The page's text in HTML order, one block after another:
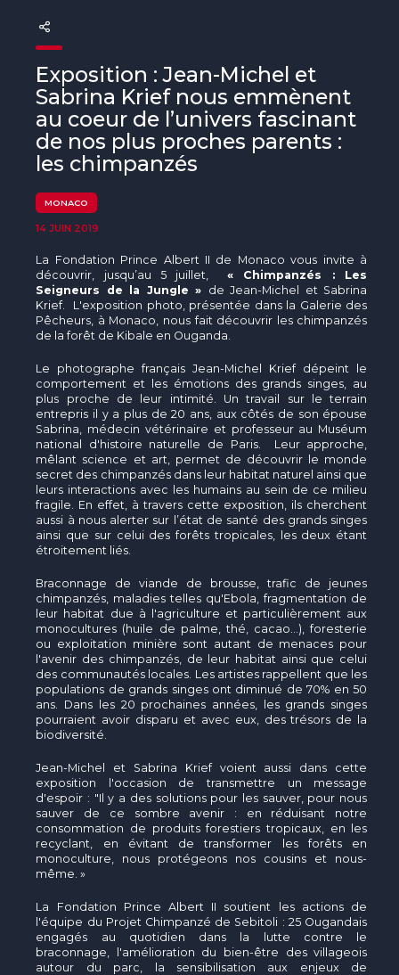
Beyond Plastic Med : BeMed
OACIS
Initiative Homme - Faune sauvage
The Green Shift Initiative
Exposition : Jean-Michel et
Sabrina Krief nous emmènent
au coeur de l’univers fascinant
de nos plus proches parents :
les chimpanzés
MONACO
14 JUIN 2019
La Fondation Prince Albert II de Monaco vous invite à
découvrir, jusqu’au 5 juillet,« Chimpanzés : Les
Seigneurs de la Jungle » de Jean-Michel et Sabrina
Krief. L'exposition photo, présentée dans la Galerie des
Pêcheurs, à Monaco, nous fait découvrir les chimpanzés
de la forêt de Kibale en Ouganda.
Le photographe français Jean-Michel Krief dépeint le
comportement et les émotions des grands singes, au
plus proche de leur intimité. Un travail sur le terrain
entrepris il y a plus de 20 ans, aux côtés de son épouse
Sabrina, médecin vétérinaire et professeur au Muséum
national d'histoire naturelle de Paris. Leur approche,
mêlant science et art, permet de découvrir le monde
secret des chimpanzés dans leur habitat naturel ainsi que
leurs interactions avec les humains au sein de ce milieu
fragile. En effet, à travers cette exposition, ils cherchent
aussi à nous alerter sur l’état de santé des grands singes
ainsi que sur celui des forêts tropicales, les deux étant
étroitement liés.
Braconnage de viande de brousse, trafic de jeunes
chimpanzés, maladies telles qu'Ebola, fragmentation de
leur habitat due à l'agriculture et particulièrement aux
monocultures (huile de palme, thé, cacao...), foresterie
ou exploitation minière sont autant de menaces pour
l'avenir des chimpanzés, de leur habitat ainsi que celui
des communautés locales. Les artistes rappellent que les
populations de grands singes ont diminué de 70% en 50
ans. Dans les 20 prochaines années, les grands singes
pourraient avoir disparu et avec eux, des trésors de la
biodiversité.
Jean-Michel et Sabrina Krief voient aussi dans cette
exposition l'occasion de transmettre un message
d'espoir : "Il y a des solutions pour les sauver, pour nous
sauver de ce sombre avenir : en réduisant notre
consommation de produits forestiers tropicaux, en les
recyclant, en évitant de transformer les forêts en
monoculture, nous protégeons nos cousins et nous-
même. »
La Fondation Prince Albert II soutient les actions de
l'équipe du Projet Chimpanzé de Sebitoli : 25 Ougandais
engagés au quotidien dans la lutte contre le
braconnage, l'amélioration du bien-être des villageois
autour du parc, la sensibilisation aux enjeux de